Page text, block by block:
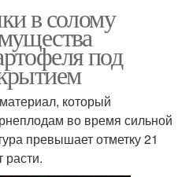
в солому
под
который
во время сильной
превышает отметку 21